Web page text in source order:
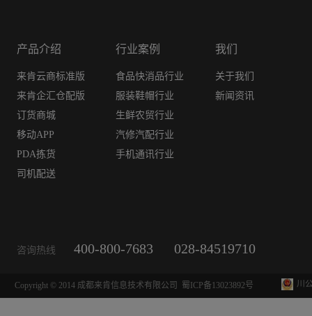
产品介绍
来肯云商标准版
来肯企汇仓配版
订货商城
移动APP
PDA拣货
司机配送
行业案例
食品快消品行业
服装鞋帽行业
生鲜农贸行业
汽修汽配行业
手机通讯行业
我们
关于我们
新闻资讯
咨询热线 400-800-7683 028-84519710
Copyright © 2014 成都来肯信息技术有限公司 蜀ICP备13023892号 川